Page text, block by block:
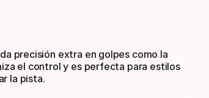
precisión extra en golpes como la
el control y es perfecta para estilos
la pista.